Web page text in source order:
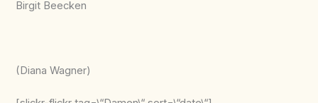
Birgit Beecken
(Diana Wagner)